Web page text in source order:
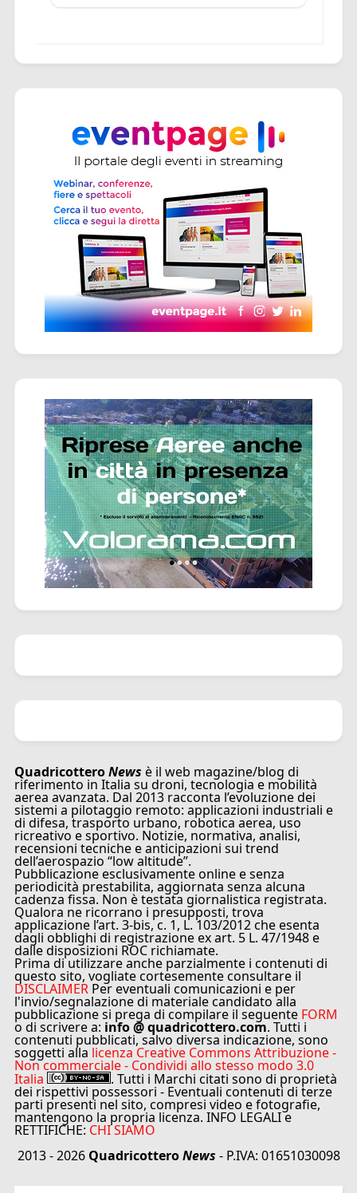
QuadricotteroNews è il web magazine/blog di
riferimento in Italia su droni, tecnologia e mobilità
aerea avanzata. Dal 2013 racconta l’evoluzione dei
sistemi a pilotaggio remoto: applicazioni industriali e
di difesa, trasporto urbano, robotica aerea, uso
ricreativo e sportivo. Notizie, normativa, analisi,
recensioni tecniche e anticipazioni sui trend
dell’aerospazio “low altitude”.
Pubblicazione esclusivamente online e senza
periodicità prestabilita, aggiornata senza alcuna
cadenza fissa. Non è testata giornalistica registrata.
Qualora ne ricorrano i presupposti, trova
applicazione l’art. 3-bis, c. 1, L. 103/2012 che esenta
dagli obblighi di registrazione ex art. 5 L. 47/1948 e
dalle disposizioni ROC richiamate.
Prima di utilizzare anche parzialmente i contenuti di
questo sito, vogliate cortesemente consultare il
DISCLAIMER Per eventuali comunicazioni e per
l'invio/segnalazione di materiale candidato alla
pubblicazione si prega di compilare il seguente FORM
o di scrivere a: info @ quadricottero.com. Tutti i
contenuti pubblicati, salvo diversa indicazione, sono
soggetti alla licenza Creative Commons Attribuzione -
Non commerciale - Condividi allo stesso modo 3.0
Italia . Tutti i Marchi citati sono di proprietà
dei rispettivi possessori - Eventuali contenuti di terze
parti presenti nel sito, compresi video e fotografie,
mantengono la propria licenza. INFO LEGALI e
RETTIFICHE: CHI SIAMO
2013 - 2026 QuadricotteroNews - P.IVA: 01651030098